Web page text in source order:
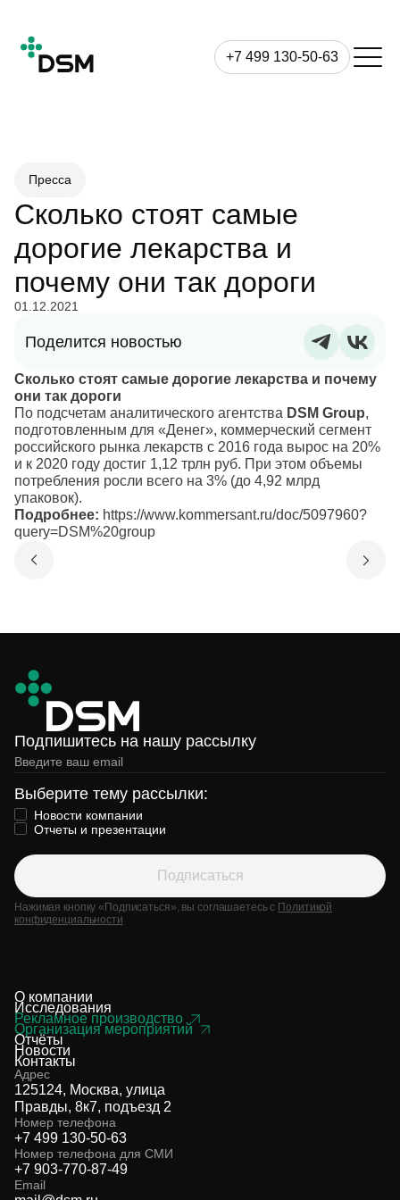
+7 499 130-50-63
Пресса
Сколько стоят самые
дорогие лекарства и
почему они так дороги
01.12.2021
Поделится новостью
Сколько стоят самые дорогие лекарства и почему
они так дороги
По подсчетам аналитического агентства DSM Group,
подготовленным для «Денег», коммерческий сегмент
российского рынка лекарств с 2016 года вырос на 20%
и к 2020 году достиг 1,12 трлн руб. При этом объемы
потребления росли всего на 3% (до 4,92 млрд
упаковок).
Подробнее: https://www.kommersant.ru/doc/5097960?
query=DSM%20group
Подпишитесь на нашу рассылку
Выберите тему рассылки:
Новости компании
Отчеты и презентации
Подписаться
Нажимая кнопку «Подписаться», вы соглашаетесь с Политикой
конфиденциальности
О компании
Исследования
Рекламное производство
Организация мероприятий
Отчёты
Новости
Контакты
Адрес
125124, Москва, улица
Правды, 8к7, подъезд 2
Номер телефона
+7 499 130-50-63
Номер телефона для СМИ
+7 903-770-87-49
Email